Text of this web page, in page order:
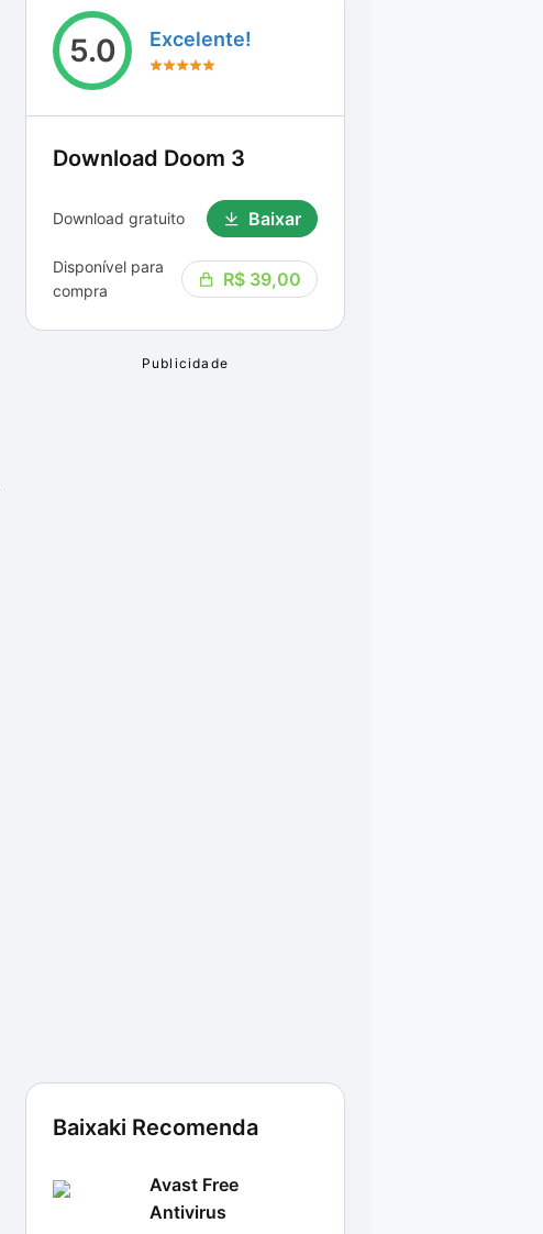
5.0 Excelente!
Download Doom 3
Download gratuito Baixar
Disponível para
compra
R$ 39,00
Baixaki Recomenda
Avast Free
Antivirus